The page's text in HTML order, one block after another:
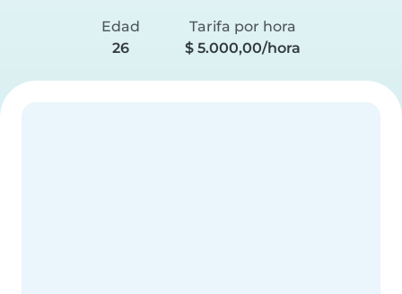
Edad
26
Tarifa por hora
$ 5.000,00/hora